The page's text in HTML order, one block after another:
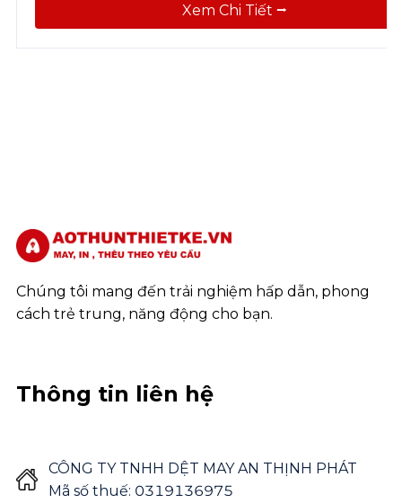
Xem Chi Tiết ⭢
Chúng tôi mang đến trải nghiệm hấp dẫn, phong
cách trẻ trung, năng động cho bạn.
Thông tin liên hệ
CÔNG TY TNHH DỆT MAY AN THỊNH PHÁT
Mã số thuế: 0319136975